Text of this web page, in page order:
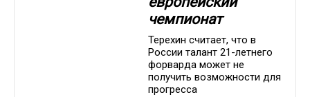
чемпионат
Терехин считает, что в
России талант 21-летнего
форварда может не
получить возможности для
прогресса